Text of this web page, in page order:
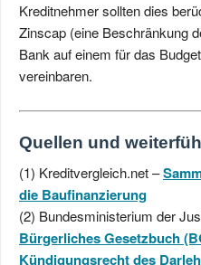
Kreditnehmer sollten dies
Zinscap (eine Beschränkung
Bank auf einem für das
vereinbaren.
Quellen und
(1) Kreditvergleich.net –
die Baufinanzierung
(2) Bundesministerium der
Bürgerliches Gesetzbuch
Kündigungsrecht des